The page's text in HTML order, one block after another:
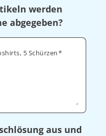
werden
abgegeben?
5 Schürzen
aus und